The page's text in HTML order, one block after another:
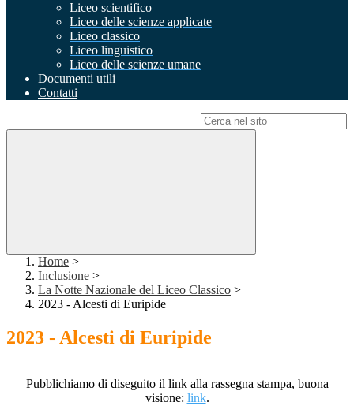
Liceo scientifico
Liceo delle scienze applicate
Liceo classico
Liceo linguistico
Liceo delle scienze umane
Documenti utili
Contatti
Home >
Inclusione >
La Notte Nazionale del Liceo Classico >
2023 - Alcesti di Euripide
2023 - Alcesti di Euripide
Pubblichiamo di diseguito il link alla rassegna stampa, buona
visione: link.